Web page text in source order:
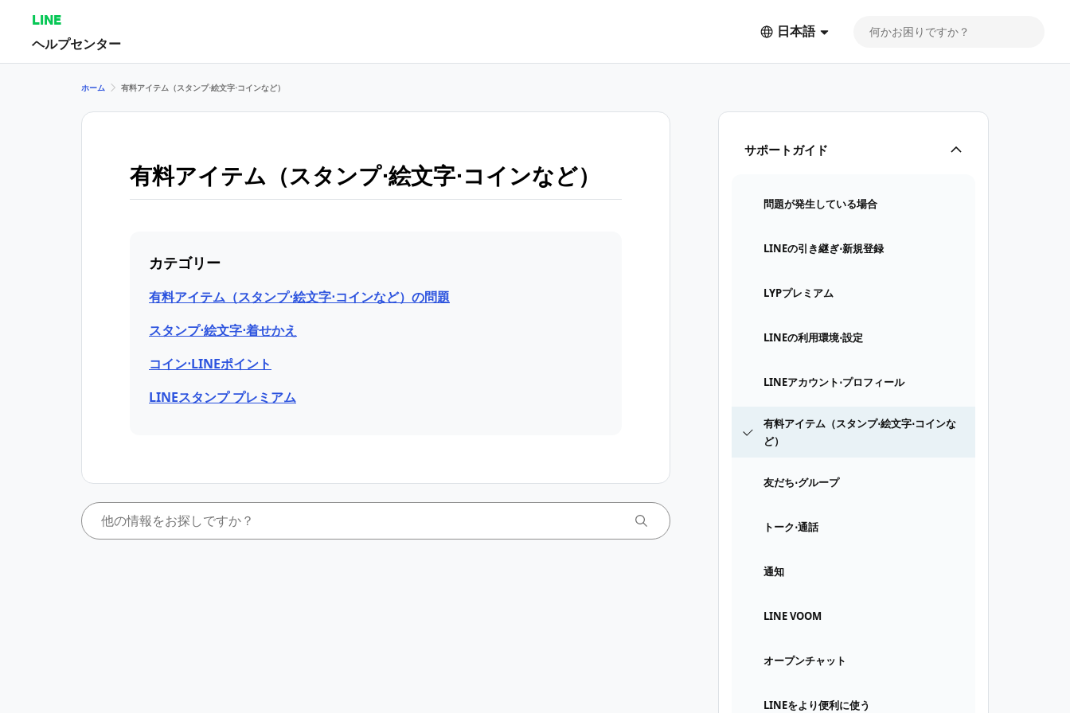
LINE
ヘルプセンター
日本語
サポートガイド
問題が発生している場合
LINEの引き継ぎ⋅新規登録
LYPプレミアム
LINEの利用環境⋅設定
LINEアカウント⋅プロフィール
有料アイテム（スタンプ⋅絵文字⋅コインな
ど）
友だち⋅グループ
トーク⋅通話
通知
LINE VOOM
オープンチャット
LINEをより便利に使う
ホーム 有料アイテム（スタンプ⋅絵文字⋅コインなど）
有料アイテム（スタンプ⋅絵文字⋅コインなど）
カテゴリー
有料アイテム（スタンプ⋅絵文字⋅コインなど）の問題
スタンプ⋅絵文字⋅着せかえ
コイン⋅LINEポイント
LINEスタンプ プレミアム